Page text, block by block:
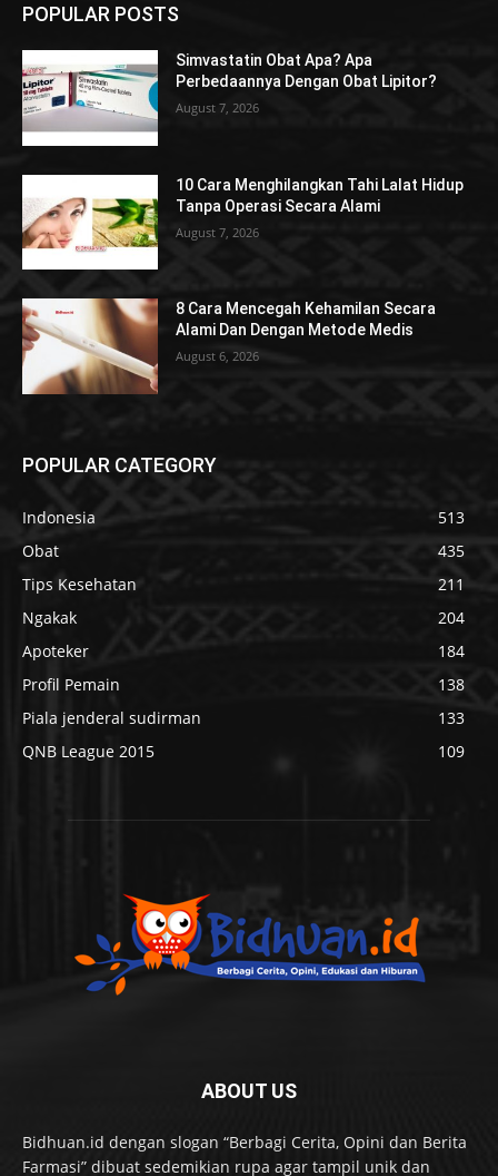
POPULAR POSTS
Simvastatin Obat Apa? Apa
Perbedaannya Dengan Obat Lipitor?
August 7, 2026
10 Cara Menghilangkan Tahi Lalat Hidup
Tanpa Operasi Secara Alami
August 7, 2026
8 Cara Mencegah Kehamilan Secara
Alami Dan Dengan Metode Medis
August 6, 2026
POPULAR CATEGORY
Indonesia
513
Obat
435
Tips Kesehatan
211
Ngakak
204
Apoteker
184
Profil Pemain
138
Piala jenderal sudirman
133
QNB League 2015
109
ABOUT US
Bidhuan.id dengan slogan “Berbagi Cerita, Opini dan Berita
Farmasi” dibuat sedemikian rupa agar tampil unik dan